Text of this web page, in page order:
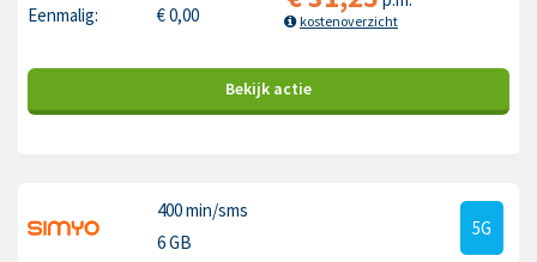
Eenmalig:
€0,00 kostenoverzicht
Bekijk actie
400 min/sms
6 GB
5G